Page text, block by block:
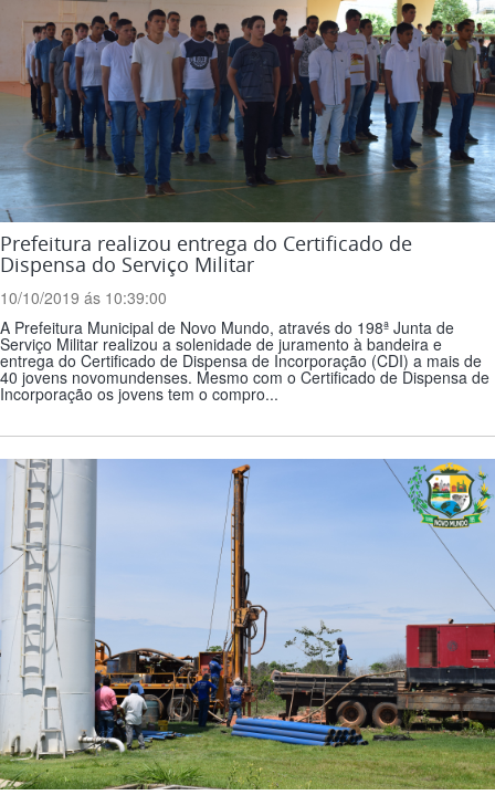
Prefeitura realizou entrega do Certificado de
Dispensa do Serviço Militar
10/10/2019 ás 10:39:00
A Prefeitura Municipal de Novo Mundo, através do 198ª Junta de
Serviço Militar realizou a solenidade de juramento à bandeira e
entrega do Certificado de Dispensa de Incorporação (CDI) a mais de
40 jovens novomundenses. Mesmo com o Certificado de Dispensa de
Incorporação os jovens tem o compro...